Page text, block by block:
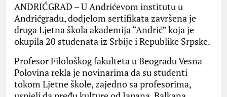
ANDRIĆGRAD – U Andrićevom institutu u
Andrićgradu, dodjelom sertifikata završena je
druga Ljetna škola akademija “Andrić” koja je
okupila 20 studenata iz Srbije i Republike Srpske.
Profesor Filološkog fakulteta u Beogradu Vesna
Polovina rekla je novinarima da su studenti
tokom Ljetne škole, zajedno sa profesorima,